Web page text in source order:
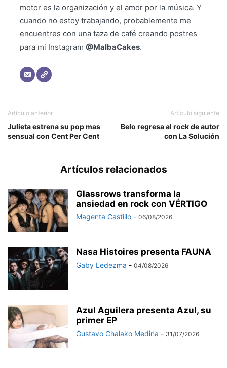
motor es la organización y el amor por la música. Y
cuando no estoy trabajando, probablemente me
encuentres con una taza de café creando postres
para mi Instagram @MalbaCakes.
Artículo anterior
Julieta estrena su pop mas
sensual con Cent Per Cent
Artículo siguiente
Belo regresa al rock de autor
con La Solución
Artículos relacionados
Glassrows transforma la
ansiedad en rock con VÉRTIGO
Magenta Castillo - 06/08/2026
Nasa Histoires presenta FAUNA
Gaby Ledezma - 04/08/2026
Azul Aguilera presenta Azul, su
primer EP
Gustavo Chalako Medina - 31/07/2026